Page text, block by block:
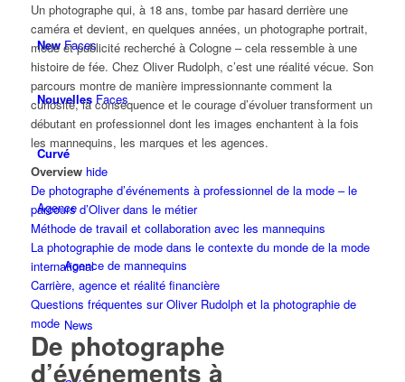
NewFaces
NouvellesFaces
Curvé
Agence
Agence de mannequins
News
Un photographe qui, à 18 ans, tombe par hasard derrière une
caméra et devient, en quelques années, un photographe portrait,
mode et publicité recherché à Cologne – cela ressemble à une
histoire de fée. Chez Oliver Rudolph, c’est une réalité vécue. Son
parcours montre de manière impressionnante comment la
curiosité, la conséquence et le courage d’évoluer transforment un
débutant en professionnel dont les images enchantent à la fois
les mannequins, les marques et les agences.
Overview hide
De photographe d’événements à professionnel de la mode – le
parcours d’Oliver dans le métier
Méthode de travail et collaboration avec les mannequins
La photographie de mode dans le contexte du monde de la mode
international
Carrière, agence et réalité financière
Questions fréquentes sur Oliver Rudolph et la photographie de
mode
De photographe
d’événements à